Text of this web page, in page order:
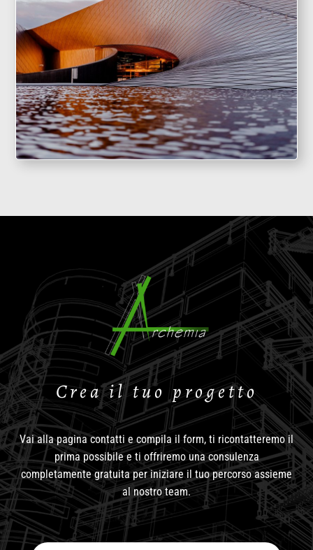
Crea il tuo progetto
Vai alla pagina contatti e compila il form, ti ricontatteremo il
prima possibile e ti offriremo una consulenza
completamente gratuita per iniziare il tuo percorso assieme
al nostro team.